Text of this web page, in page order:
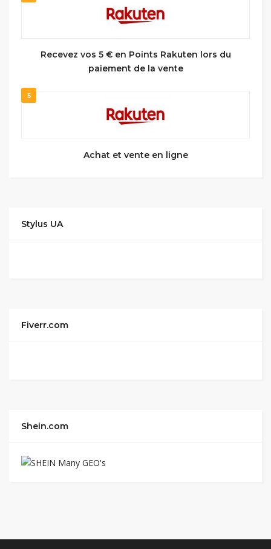
Recevez vos 5 € en Points Rakuten lors du
paiement de la vente
5
Achat et vente en ligne
Stylus UA
Fiverr.com
Shein.com